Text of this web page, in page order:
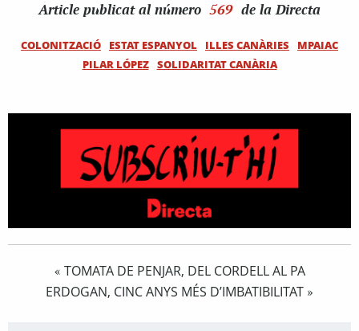
Article publicat al número 569 de la Directa
COLONITZACIÓ ESTAT ESPANYOL ILLES CANÀRIES
MPAIAC
PILAR LÓPEZ SOLIDARITAT CANÀRIA
« TOMATA DE PENJAR, DEL CORDELL AL PA
ERDOGAN, CINC ANYS MÉS D’IMBATIBILITAT »